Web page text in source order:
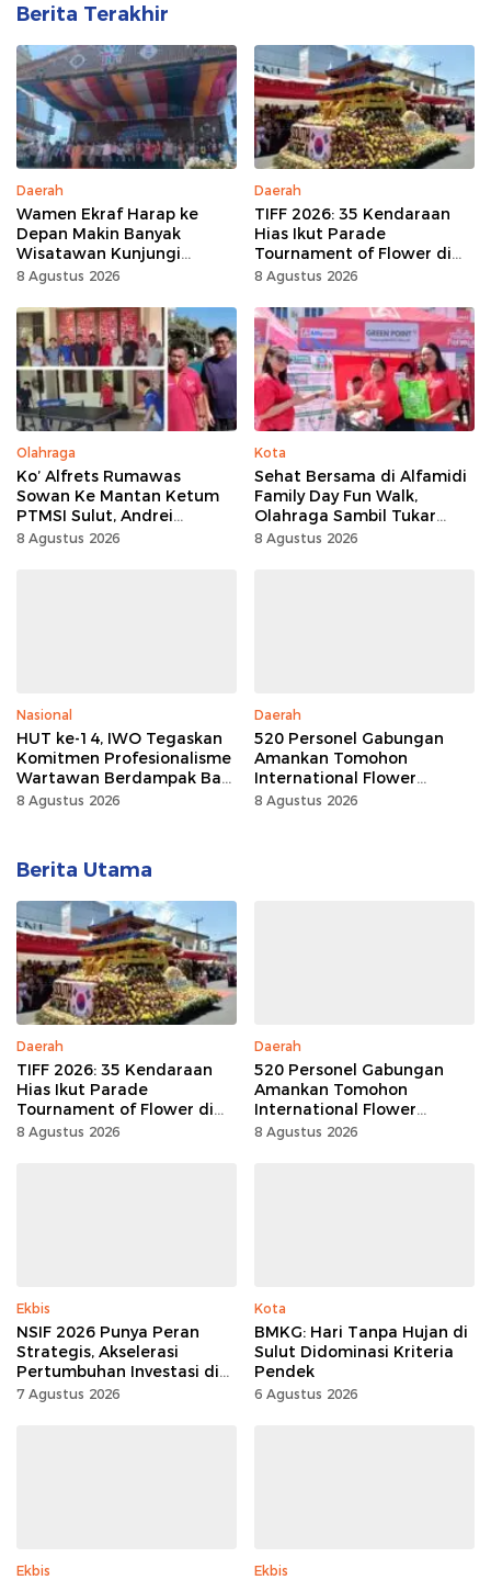
Berita Terakhir
Daerah
Wamen Ekraf Harap ke
Depan Makin Banyak
Wisatawan Kunjungi
Tomohon
8 Agustus 2026
Daerah
TIFF 2026: 35 Kendaraan
Hias Ikut Parade
Tournament of Flower di
Tomohon
8 Agustus 2026
Olahraga
Ko’ Alfrets Rumawas
Sowan Ke Mantan Ketum
PTMSI Sulut, Andrei
Angouw
8 Agustus 2026
Kota
Sehat Bersama di Alfamidi
Family Day Fun Walk,
Olahraga Sambil Tukar
Sampah Demi Jaga Bumi
8 Agustus 2026
Nasional
HUT ke-14, IWO Tegaskan
Komitmen Profesionalisme
Wartawan Berdampak Bagi
Kebaikan Bangsa
8 Agustus 2026
Daerah
520 Personel Gabungan
Amankan Tomohon
International Flower
Festival
8 Agustus 2026
Berita Utama
Daerah
TIFF 2026: 35 Kendaraan
Hias Ikut Parade
Tournament of Flower di
Tomohon
8 Agustus 2026
Daerah
520 Personel Gabungan
Amankan Tomohon
International Flower
Festival
8 Agustus 2026
Ekbis
NSIF 2026 Punya Peran
Strategis, Akselerasi
Pertumbuhan Investasi di
Sulut
7 Agustus 2026
Kota
BMKG: Hari Tanpa Hujan di
Sulut Didominasi Kriteria
Pendek
6 Agustus 2026
Ekbis Ekbis